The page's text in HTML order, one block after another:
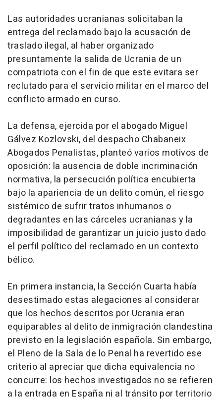
Las autoridades ucranianas solicitaban la
entrega del reclamado bajo la acusación de
traslado ilegal, al haber organizado
presuntamente la salida de Ucrania de un
compatriota con el fin de que este evitara ser
reclutado para el servicio militar en el marco del
conflicto armado en curso.
La defensa, ejercida por el abogado Miguel
Gálvez Kozlovski, del despacho Chabaneix
Abogados Penalistas, planteó varios motivos de
oposición: la ausencia de doble incriminación
normativa, la persecución política encubierta
bajo la apariencia de un delito común, el riesgo
sistémico de sufrir tratos inhumanos o
degradantes en las cárceles ucranianas y la
imposibilidad de garantizar un juicio justo dado
el perfil político del reclamado en un contexto
bélico.
En primera instancia, la Sección Cuarta había
desestimado estas alegaciones al considerar
que los hechos descritos por Ucrania eran
equiparables al delito de inmigración clandestina
previsto en la legislación española. Sin embargo,
el Pleno de la Sala de lo Penal ha revertido ese
criterio al apreciar que dicha equivalencia no
concurre: los hechos investigados no se refieren
a la entrada en España ni al tránsito por territorio